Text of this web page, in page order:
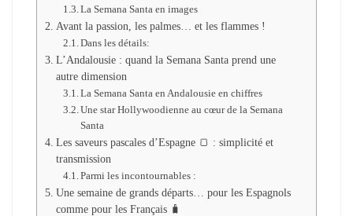
La Semana Santa en images
Avant la passion, les palmes… et les flammes !
Dans les détails:
L’Andalousie : quand la Semana Santa prend une
autre dimension
La Semana Santa en Andalousie en chiffres
Une star Hollywoodienne au cœur de la Semana
Santa
Les saveurs pascales d’Espagne 🍞 : simplicité et
transmission
Parmi les incontournables :
Une semaine de grands départs… pour les Espagnols
comme pour les Français 🧳